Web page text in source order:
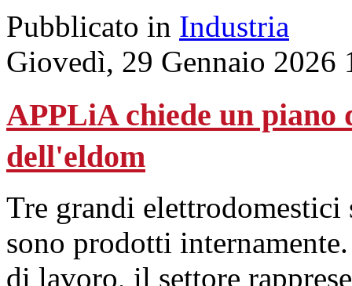
Pubblicato in Industria
Giovedì, 29 Gennaio 2026
APPLiA chiede un
dell'eldom
Tre grandi
sono prodotti
di lavoro, il settore